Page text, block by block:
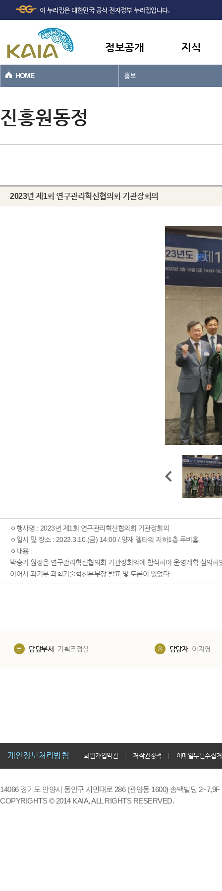
본문바로가기
이 누리집은 대한민국 공식 전자정부 누리집입니다.
정보공개 지식
HOME 홍보
진흥원동정
2023년 제1회 연구관리혁신협의회 기관장회의
ㅇ행사명 : 2023년 제1회 연구관리혁신협의회 기관장회의
ㅇ일시 및 장소 : 2023.3.10.(금) 14:00 / 양재 엘타워 지하1층 루비홀
ㅇ내용 :
박승기 원장은 연구관리혁신협의회 기관장회의에 참석하여 운영계획 심의하
이어서 과기부 과학기술혁신본부장 발표 및 토론이 있었다.
담당부서 기획조정실 담당자 이지영
개인정보처리방침 회원가입약관 저작권정책 이메일무단수집
14066 경기도 안양시 동안구 시민대로 286 (관양동 1600) 송백빌딩
COPYRIGHTS © 2014 KAIA, ALL RIGHTS RESERVED.